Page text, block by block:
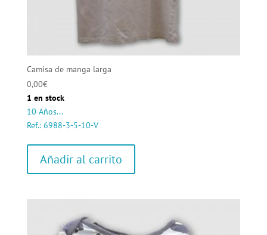
Camisa de manga larga
0,00€
1 en stock
10 Años...
Ref.: 6988-3-5-10-V
Añadir al carrito